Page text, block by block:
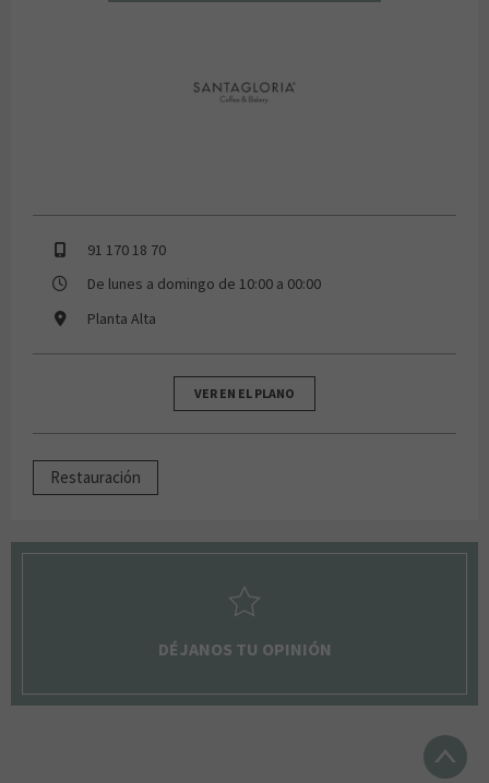
91 170 18 70
De lunes a domingo de 10:00 a 00:00
Planta Alta
VER EN EL PLANO
Restauración
DÉJANOS TU OPINIÓN